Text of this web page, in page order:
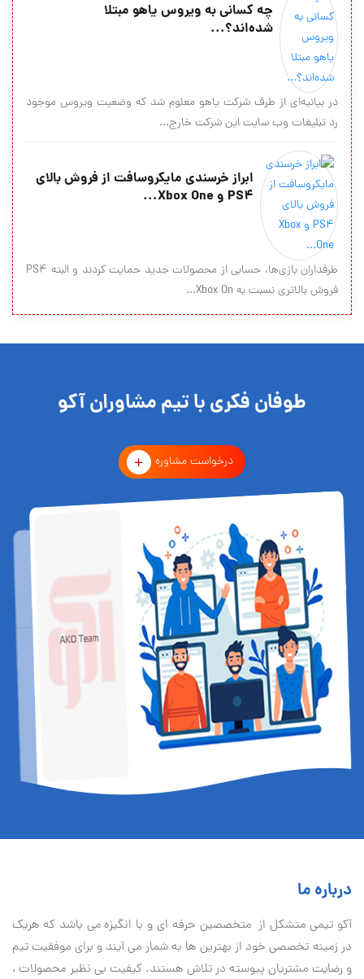
چه کسانی به ویروس یاهو مبتلا
شده‌اند؟...
در بیانیه‌ای از طرف شرکت یاهو معلوم شد که وضعیت ویروس موجود
رد تبلیغات وب سایت این شرکت خارج...
ابراز خرسندی مایکروسافت از فروش بالای
PS4 و Xbox One...
طرفداران بازی‌ها، حسابی از محصولات جدید حمایت کردند و البته PS4
فروش بالاتری نسبت به Xbox On...
طوفان فکری با تیم مشاوران آکو
درخواست مشاوره
درباره ما
آكو تيمی متشکل از متخصصین حرفه ای و با انگیزه می باشد که هریک
در زمینه تخصصی خود از بهترین ها به شمار می آیند و برای موفقیت تيم
و رضایت مشتریان پیوسته در تلاش هستند. کیفیت بی نظير محصولات ،